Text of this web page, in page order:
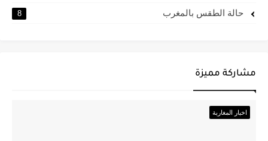
حالة الطقس بالمغرب 8
مشاركة مميزة
اخبار المغاربة